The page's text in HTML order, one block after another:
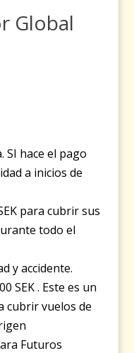
Global
SI hace el pago
a inicios de
para cubrir sus
todo el
y accidente.
SEK . Este es un
cubrir vuelos de
Futuros